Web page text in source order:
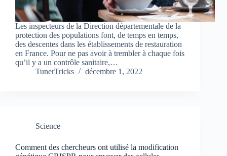
Les inspecteurs de la Direction départementale de la
protection des populations font, de temps en temps,
des descentes dans les établissements de restauration
en France. Pour ne pas avoir à trembler à chaque fois
qu’il y a un contrôle sanitaire,…
TunerTricks
décembre 1, 2022
Science
Comment des chercheurs ont utilisé la modification